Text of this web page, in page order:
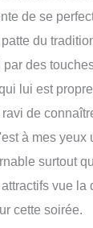
de se
du
par des
lui est
de
à mes yeux
surtout
vue la
cette soirée.